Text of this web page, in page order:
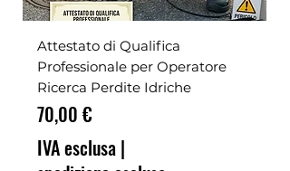
Attestato di Qualifica
Professionale per Operatore
Ricerca Perdite Idriche
Prezzo
70,00 €
IVA esclusa |